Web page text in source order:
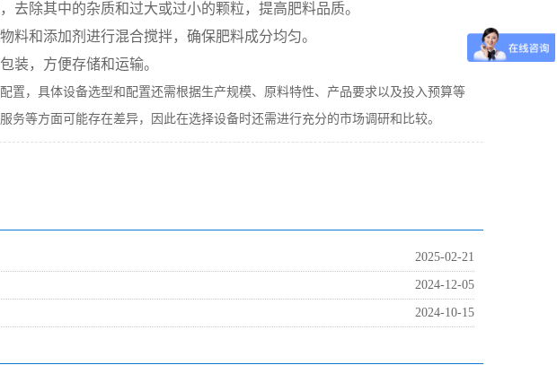
去除其中的杂质和过大或过小的颗粒，提高肥料品质。
料和添加剂进行混合搅拌，确保肥料成分均匀。
装，方便存储和运输。
置，具体设备选型和配置还需根据生产规模、原料特性、产品要求以及投入预算等
务等方面可能存在差异，因此在选择设备时还需进行充分的市场调研和比较。
2025-02-21
2024-12-05
2024-10-15